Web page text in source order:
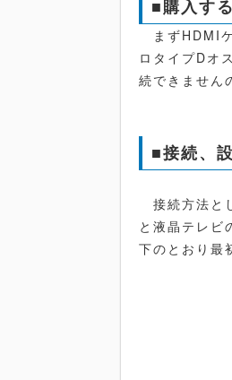
■購入す
まずHDMI
ロタイプDオ
続できません
■接続、
接続方法と
と液晶テレビ
下のとおり最